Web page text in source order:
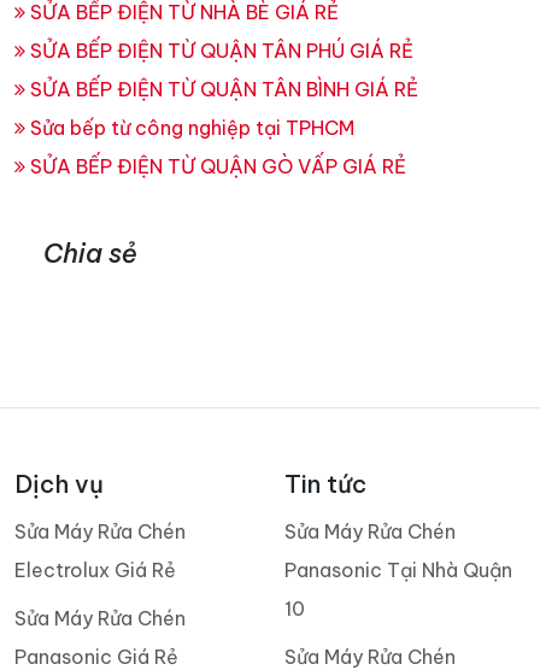
SỬA BẾP ĐIỆN TỪ NHÀ BÈ GIÁ RẺ
SỬA BẾP ĐIỆN TỪ QUẬN TÂN PHÚ GIÁ RẺ
SỬA BẾP ĐIỆN TỪ QUẬN TÂN BÌNH GIÁ RẺ
Sửa bếp từ công nghiệp tại TPHCM
SỬA BẾP ĐIỆN TỪ QUẬN GÒ VẤP GIÁ RẺ
Chia sẻ
Dịch vụ
Sửa Máy Rửa Chén
Electrolux Giá Rẻ
Sửa Máy Rửa Chén
Panasonic Giá Rẻ
Tin tức
Sửa Máy Rửa Chén
Panasonic Tại Nhà Quận
10
Sửa Máy Rửa Chén